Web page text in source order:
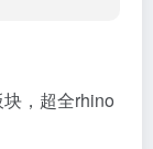
，超全rhino